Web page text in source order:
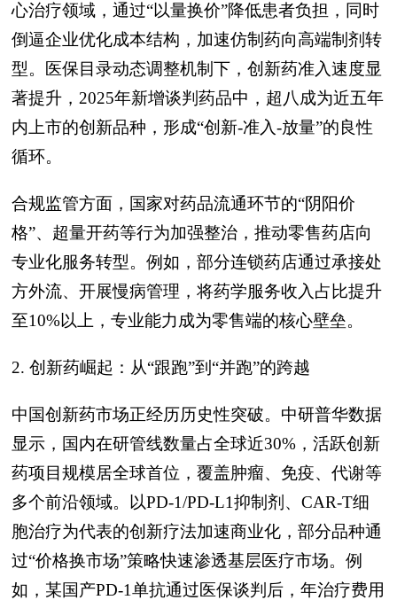
心治疗领域，通过“以量换价”降低患者负担，同时
倒逼企业优化成本结构，加速仿制药向高端制剂转
型。医保目录动态调整机制下，创新药准入速度显
著提升，2025年新增谈判药品中，超八成为近五年
内上市的创新品种，形成“创新-准入-放量”的良性
循环。
合规监管方面，国家对药品流通环节的“阴阳价
格”、超量开药等行为加强整治，推动零售药店向
专业化服务转型。例如，部分连锁药店通过承接处
方外流、开展慢病管理，将药学服务收入占比提升
至10%以上，专业能力成为零售端的核心壁垒。
2. 创新药崛起：从“跟跑”到“并跑”的跨越
中国创新药市场正经历历史性突破。中研普华数据
显示，国内在研管线数量占全球近30%，活跃创新
药项目规模居全球首位，覆盖肿瘤、免疫、代谢等
多个前沿领域。以PD-1/PD-L1抑制剂、CAR-T细
胞治疗为代表的创新疗法加速商业化，部分品种通
过“价格换市场”策略快速渗透基层医疗市场。例
如，某国产PD-1单抗通过医保谈判后，年治疗费用